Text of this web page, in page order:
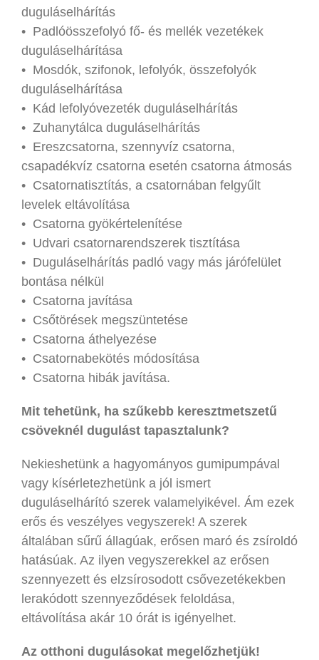
duguláselhárítás
• Padlóösszefolyó fő- és mellék vezetékek
duguláselhárítása
• Mosdók, szifonok, lefolyók, összefolyók
duguláselhárítása
• Kád lefolyóvezeték duguláselhárítás
• Zuhanytálca duguláselhárítás
• Ereszcsatorna, szennyvíz csatorna,
csapadékvíz csatorna esetén csatorna átmosás
• Csatornatisztítás, a csatornában felgyűlt
levelek eltávolítása
• Csatorna gyökértelenítése
• Udvari csatornarendszerek tisztítása
• Duguláselhárítás padló vagy más járófelület
bontása nélkül
• Csatorna javítása
• Csőtörések megszüntetése
• Csatorna áthelyezése
• Csatornabekötés módosítása
• Csatorna hibák javítása.
Mit tehetünk, ha szűkebb keresztmetszetű
csöveknél dugulást tapasztalunk?
Nekieshetünk a hagyományos gumipumpával
vagy kísérletezhetünk a jól ismert
duguláselhárító szerek valamelyikével. Ám ezek
erős és veszélyes vegyszerek! A szerek
általában sűrű állagúak, erősen maró és zsíroldó
hatásúak. Az ilyen vegyszerekkel az erősen
szennyezett és elzsírosodott csővezetékekben
lerakódott szennyeződések feloldása,
eltávolítása akár 10 órát is igényelhet.
Az otthoni dugulásokat megelőzhetjük!